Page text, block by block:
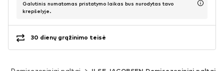
Galutinis numatomas pristatymo laikas bus nurodytas tavo
krepšelyje.
30 dienų grąžinimo teisė